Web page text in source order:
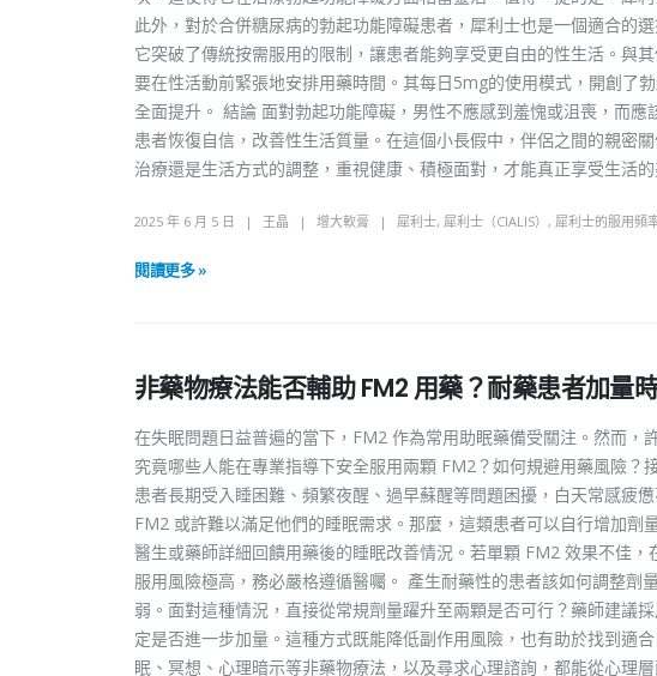
此外，對於合併糖尿病的勃起功能障礙患者，犀利士也是一個適合的
它突破了傳統按需服用的限制，讓患者能夠享受更自由的性生活。與
要在性活動前緊張地安排用藥時間。其每日5mg的使用模式，開創了
全面提升。 結論 面對勃起功能障礙，男性不應感到羞愧或沮喪，而
患者恢復自信，改善性生活質量。在這個小長假中，伴侶之間的親密
治療還是生活方式的調整，重視健康、積極面對，才能真正享受生活的
2025 年 6 月 5 日 王晶 增大軟膏 犀利士, 犀利士（CIALIS） , 犀利士的服用頻
閱讀更多 »
非藥物療法能否輔助 FM2 用藥？耐藥患者加量
在失眠問題日益普遍的當下，FM2 作為常用助眠藥備受關注。然而，
究竟哪些人能在專業指導下安全服用兩顆 FM2？如何規避用藥風險
患者長期受入睡困難、頻繁夜醒、過早蘇醒等問題困擾，白天常感疲
FM2 或許難以滿足他們的睡眠需求。那麼，這類患者可以自行增加
醫生或藥師詳細回饋用藥後的睡眠改善情況。若單顆 FM2 效果不佳
服用風險極高，務必嚴格遵循醫囑。 產生耐藥性的患者該如何調整
弱。面對這種情況，直接從常規劑量躍升至兩顆是否可行？藥師建議
定是否進一步加量。這種方式既能降低副作用風險，也有助於找到適
眠、冥想、心理暗示等非藥物療法，以及尋求心理諮詢，都能從心理